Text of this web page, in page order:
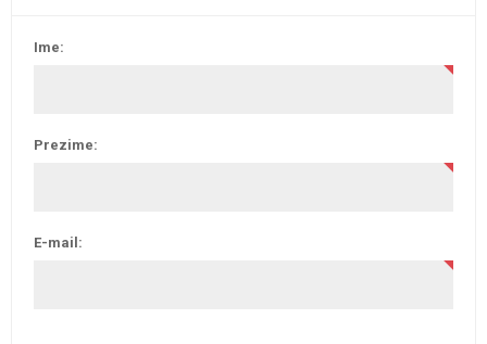
Ime:
Prezime:
E-mail: